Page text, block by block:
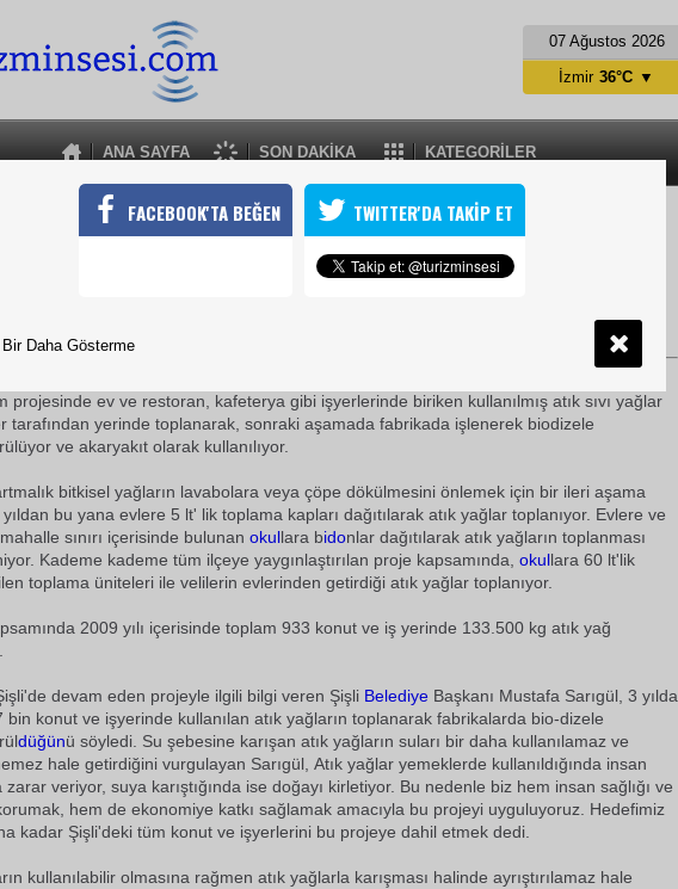
07 Ağustos 2026
ANA SAYFA SON DAKİKA KATEGORİLER
İzmir 36°C ▼
ATIK YAĞLAR BİODİZEL DÖNÜŞÜYOR
ev ve işyerlerinde kullanılan atık sıvı yağların insan sağlığına verdiği
için başlattığı Atık Yağların Biodizele Dönüştürülme Projesi devam ediyor
projesinde ev ve restoran, kafeterya gibi işyerlerinde biriken kullanılmış atık sıvı yağlar
tarafından yerinde toplanarak, sonraki aşamada fabrikada işlenerek biodizele
ve akaryakıt olarak kullanılıyor.
bitkisel yağların lavabolara veya çöpe dökülmesini önlemek için bir ileri aşama
bu yana evlere 5 lt' lik toplama kapları dağıtılarak atık yağlar toplanıyor. Evlere ve
sınırı içerisinde bulunan okullara bidonlar dağıtılarak atık yağların toplanması
Kademe kademe tüm ilçeye yaygınlaştırılan proje kapsamında, okullara 60 lt'lik
toplama üniteleri ile velilerin evlerinden getirdiği atık yağlar toplanıyor.
2009 yılı içerisinde toplam 933 konut ve iş yerinde 133.500 kg atık yağ
devam eden projeyle ilgili bilgi veren Şişli Belediye Başkanı Mustafa Sarıgül, 3 yılda
bin konut ve işyerinde kullanılan atık yağların toplanarak fabrikalarda bio-dizele
düğünü söyledi. Su şebesine karışan atık yağların suları bir daha kullanılamaz ve
hale getirdiğini vurgulayan Sarıgül, Atık yağlar yemeklerde kullanıldığında insan
zarar veriyor, suya karıştığında ise doğayı kirletiyor. Bu nedenle biz hem insan sağlığı ve
hem de ekonomiye katkı sağlamak amacıyla bu projeyi uyguluyoruz. Hedefimiz
kadar Şişli'deki tüm konut ve işyerlerini bu projeye dahil etmek dedi.
kullanılabilir olmasına rağmen atık yağlarla karışması halinde ayrıştırılamaz hale
FACEBOOK'TA BEĞEN TWITTER'DA TAKİP ET
Bir Daha Gösterme